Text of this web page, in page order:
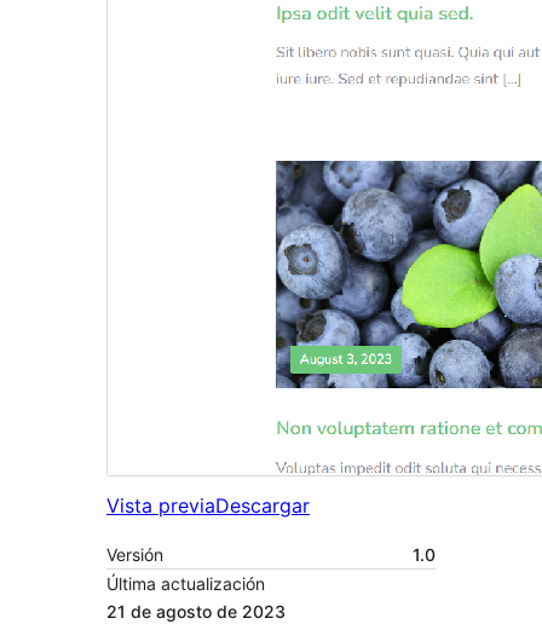
Vista previaDescargar
Versión
1.0
Última actualización
21 de agosto de 2023